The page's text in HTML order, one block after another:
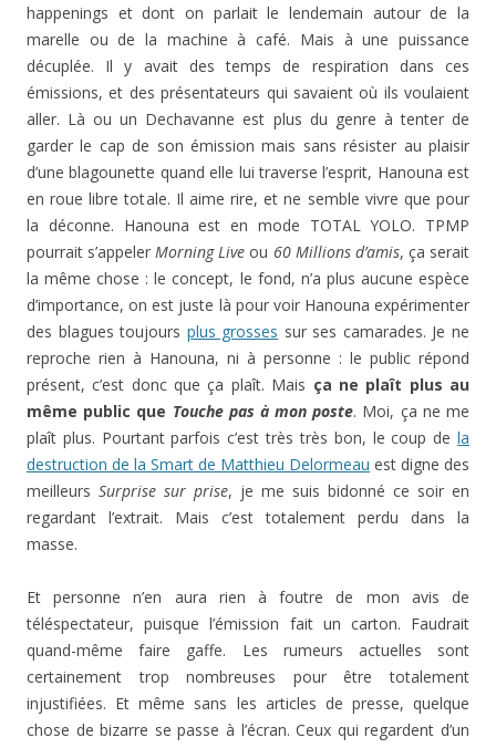
happenings et dont on parlait le lendemain autour de la
marelle ou de la machine à café. Mais à une puissance
décuplée. Il y avait des temps de respiration dans ces
émissions, et des présentateurs qui savaient où ils voulaient
aller. Là ou un Dechavanne est plus du genre à tenter de
garder le cap de son émission mais sans résister au plaisir
d’une blagounette quand elle lui traverse l’esprit, Hanouna est
en roue libre totale. Il aime rire, et ne semble vivre que pour
la déconne. Hanouna est en mode TOTAL YOLO. TPMP
pourrait s’appelerMorning Live ou 60 Millions d’amis, ça serait
la même chose : le concept, le fond, n’a plus aucune espèce
d’importance, on est juste là pour voir Hanouna expérimenter
des blagues toujours plus grosses sur ses camarades. Je ne
reproche rien à Hanouna, ni à personne : le public répond
présent, c’est donc que ça plaît. Mais ça ne plaît plus au
même public que Touche pas à mon poste. Moi, ça ne me
plaît plus. Pourtant parfois c’est très très bon, le coup de la
destruction de la Smart de Matthieu Delormeau est digne des
meilleurs Surprise sur prise, je me suis bidonné ce soir en
regardant l’extrait. Mais c’est totalement perdu dans la
masse.
Et personne n’en aura rien à foutre de mon avis de
téléspectateur, puisque l’émission fait un carton. Faudrait
quand-même faire gaffe. Les rumeurs actuelles sont
certainement trop nombreuses pour être totalement
injustifiées. Et même sans les articles de presse, quelque
chose de bizarre se passe à l’écran. Ceux qui regardent d’un